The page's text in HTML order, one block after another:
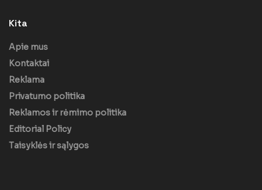
Kita
Apie mus
Kontaktai
Reklama
Privatumo politika
Reklamos ir rėmimo politika
Editorial Policy
Taisyklės ir sąlygos